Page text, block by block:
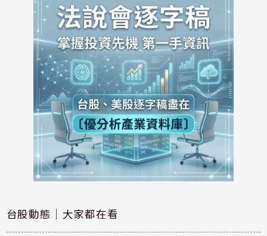
台股動態｜大家都在看